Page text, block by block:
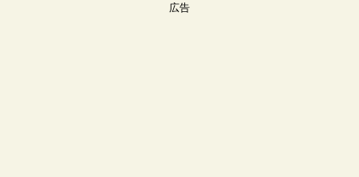
広告